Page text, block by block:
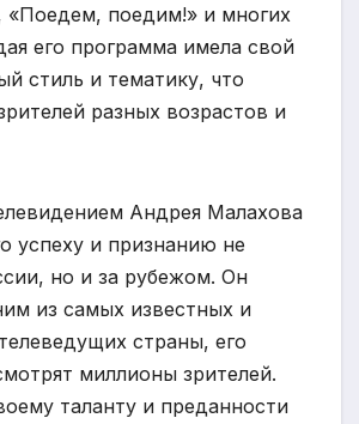
«Поедем, поедим!» и многих
его программа имела свой
стиль и тематику, что
разных возрастов и
Андрея Малахова
успеху и признанию не
но и за рубежом. Он
из самых известных и
страны, его
миллионы зрителей.
таланту и преданности